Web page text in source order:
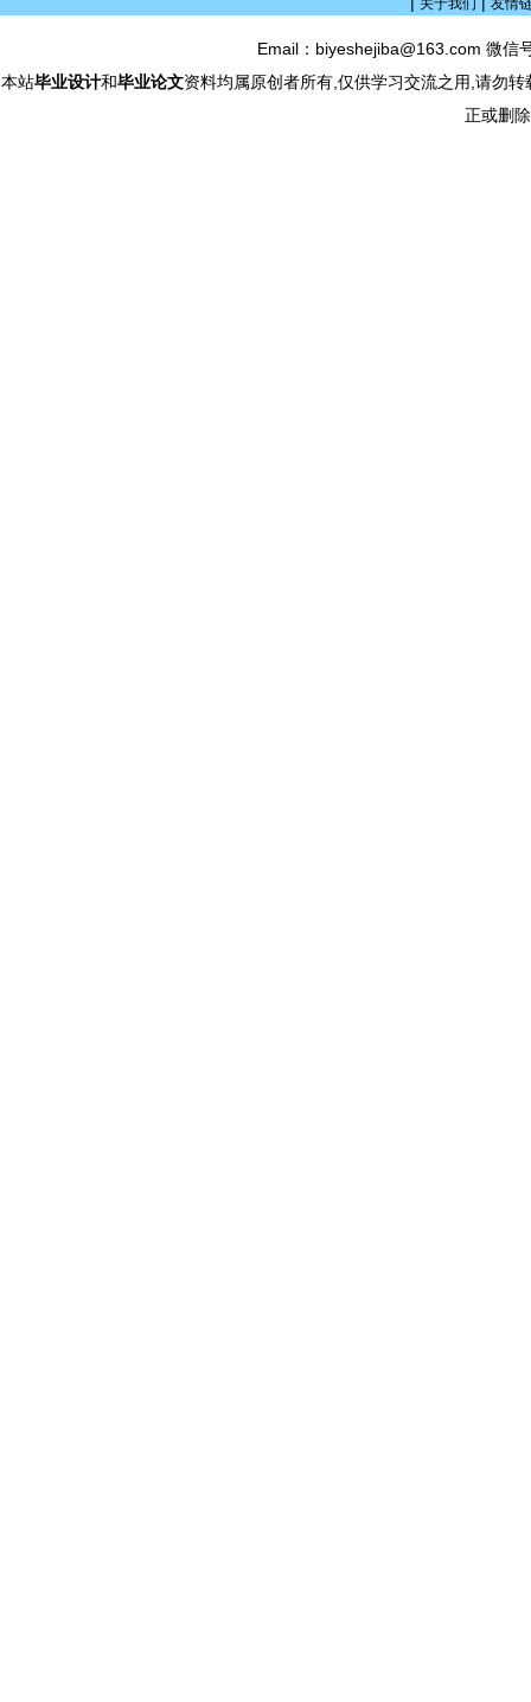
关于我们 友情
Email：biyeshejiba@163.com 微
本站毕业设计和毕业论文资料均属原创者所有,仅供学习交流之用,请勿
正或删